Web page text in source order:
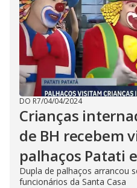
DO R7/04/04/2024
Crianças
de BH recebem
palhaços Patati
Dupla de palhaços arrancou
funcionários da Santa Casa